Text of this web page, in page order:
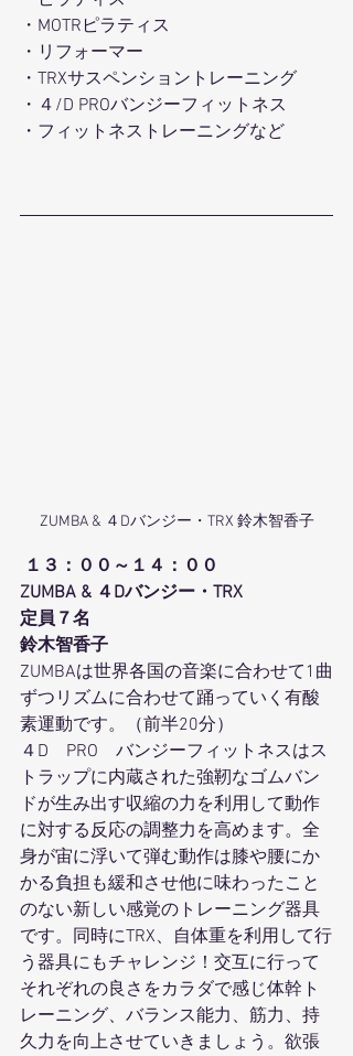
・MOTRピラティス
・リフォーマー
・TRXサスペンショントレーニング
・４/D PROバンジーフィットネス
・フィットネストレーニングなど
ZUMBA & ４Dバンジー・TRX 鈴木智香子
１３：００～１４：００
ZUMBA & ４Dバンジー・TRX
定員７名
鈴木智香子
ZUMBAは世界各国の音楽に合わせて1曲
ずつリズムに合わせて踊っていく有酸
素運動です。（前半20分）
４D　PRO　バンジーフィットネスはス
トラップに内蔵された強靭なゴムバン
ドが生み出す収縮の力を利用して動作
に対する反応の調整力を高めます。全
身が宙に浮いて弾む動作は膝や腰にか
かる負担も緩和させ他に味わったこと
のない新しい感覚のトレーニング器具
です。同時にTRX、自体重を利用して行
う器具にもチャレンジ！交互に行って
それぞれの良さをカラダで感じ体幹ト
レーニング、バランス能力、筋力、持
久力を向上させていきましょう。欲張